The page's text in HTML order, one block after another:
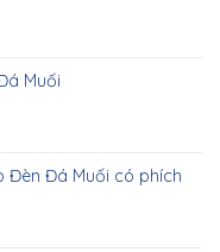
Muối
Đèn Đá Muối có phích